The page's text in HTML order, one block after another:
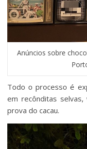
Anúncios sobre
Todo o processo é
em recônditas
prova do cacau.